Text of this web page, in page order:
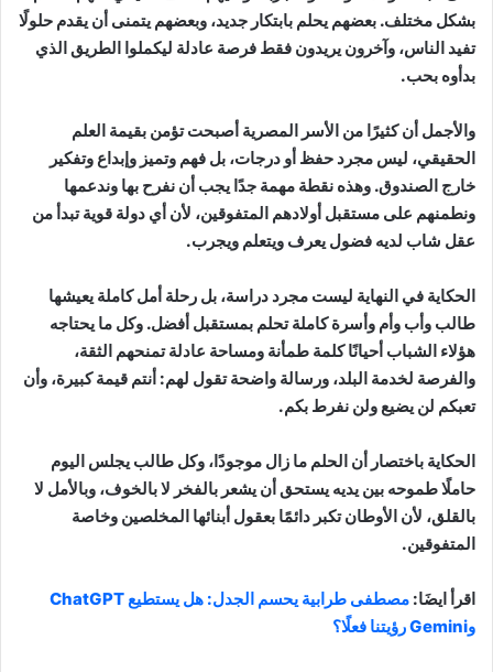
بشكل مختلف. بعضهم يحلم بابتكار جديد، وبعضهم يتمنى أن يقدم حلولًا
تفيد الناس، وآخرون يريدون فقط فرصة عادلة ليكملوا الطريق الذي
بدأوه بحب.
والأجمل أن كثيرًا من الأسر المصرية أصبحت تؤمن بقيمة العلم
الحقيقي، ليس مجرد حفظ أو درجات، بل فهم وتميز وإبداع وتفكير
خارج الصندوق. وهذه نقطة مهمة جدًا يجب أن نفرح بها وندعمها
ونطمنهم على مستقبل أولادهم المتفوقين، لأن أي دولة قوية تبدأ من
عقل شاب لديه فضول يعرف ويتعلم ويجرب.
الحكاية في النهاية ليست مجرد دراسة، بل رحلة أمل كاملة يعيشها
طالب وأب وأم وأسرة كاملة تحلم بمستقبل أفضل. وكل ما يحتاجه
هؤلاء الشباب أحيانًا كلمة طمأنة ومساحة عادلة تمنحهم الثقة،
والفرصة لخدمة البلد، ورسالة واضحة تقول لهم: أنتم قيمة كبيرة، وأن
تعبكم لن يضيع ولن نفرط بكم.
الحكاية باختصار أن الحلم ما زال موجودًا، وكل طالب يجلس اليوم
حاملًا طموحه بين يديه يستحق أن يشعر بالفخر لا بالخوف، وبالأمل لا
بالقلق، لأن الأوطان تكبر دائمًا بعقول أبنائها المخلصين وخاصة
المتفوقين.
اقرأ ايضَا:
مصطفى طرابية يحسم الجدل: هل يستطيع ChatGPT
وGemini رؤيتنا فعلًا؟